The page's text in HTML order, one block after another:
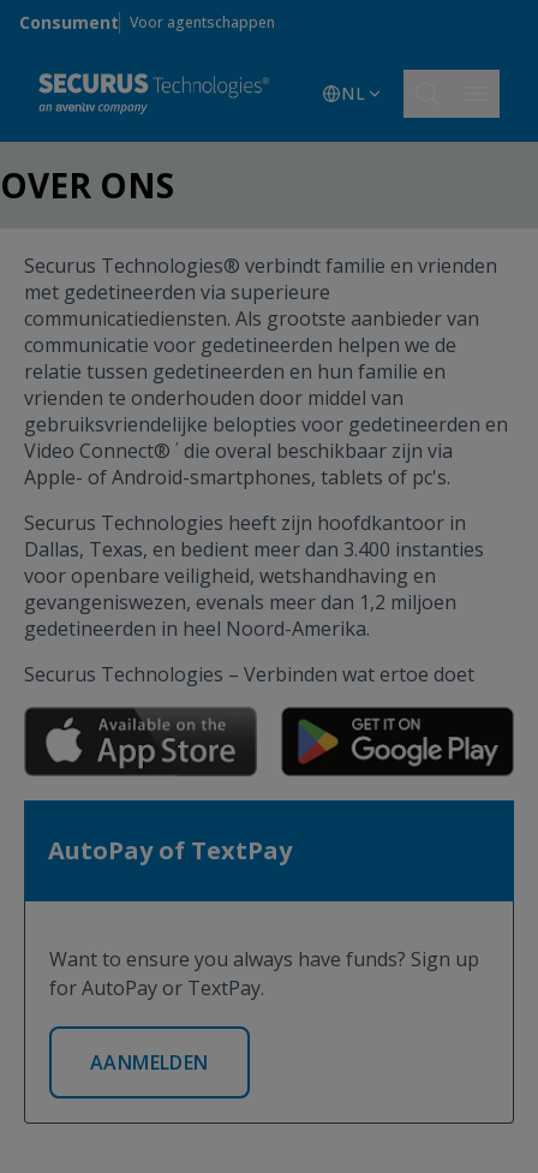
Skip to main content
Consument Voor agentschappen
NL
OVER ONS
Securus Technologies® verbindt familie en vrienden
met gedetineerden via superieure
communicatiediensten. Als grootste aanbieder van
communicatie voor gedetineerden helpen we de
relatie tussen gedetineerden en hun familie en
vrienden te onderhouden door middel van
gebruiksvriendelijke belopties voor gedetineerden en
Video Connect® , die overal beschikbaar zijn via
Apple- of Android-smartphones, tablets of pc's.
Securus Technologies heeft zijn hoofdkantoor in
Dallas, Texas, en bedient meer dan 3.400 instanties
voor openbare veiligheid, wetshandhaving en
gevangeniswezen, evenals meer dan 1,2 miljoen
gedetineerden in heel Noord-Amerika.
Securus Technologies – Verbinden wat ertoe doet
AutoPay of TextPay
Want to ensure you always have funds? Sign up
for AutoPay or TextPay.
AANMELDEN